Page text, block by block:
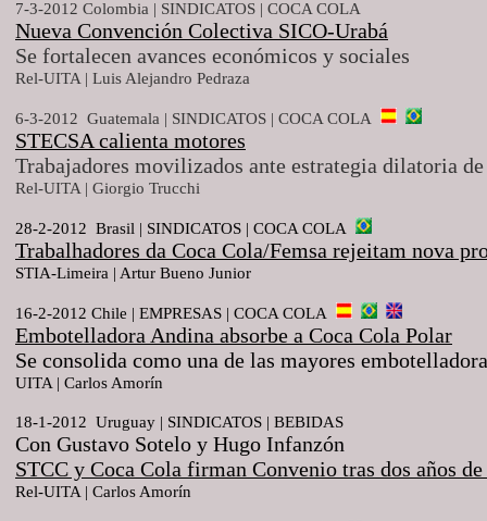
7-3-2012 Colombia | SINDICATOS | COCA COLA
Nueva Convención Colectiva SICO-Urabá
Se fortalecen avances económicos y sociales
Rel-UITA | Luis Alejandro Pedraza
6-3-2012 Guatemala | SINDICATOS | COCA COLA
STECSA calienta motores
Trabajadores movilizados ante estrategia dilatoria
Rel-UITA | Giorgio Trucchi
28-2-2012 Brasil | SINDICATOS | COCA COLA
Trabalhadores da Coca Cola/Femsa rejeitam nova
STIA-Limeira | Artur Bueno Junior
16-2-2012 Chile | EMPRESAS | COCA COLA
Embotelladora Andina absorbe a Coca Cola Polar
Se consolida como una de las mayores
UITA | Carlos Amorín
18-1-2012 Uruguay | SINDICATOS | BEBIDAS
Con Gustavo Sotelo y Hugo Infanzón
STCC y Coca Cola firman Convenio tras dos años
Rel-UITA | Carlos Amorín